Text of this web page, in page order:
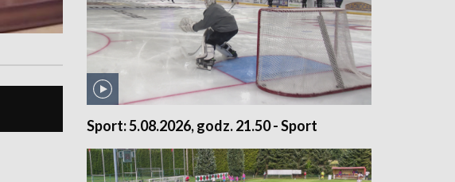
Sport: 5.08.2026, godz. 21.50 - Sport